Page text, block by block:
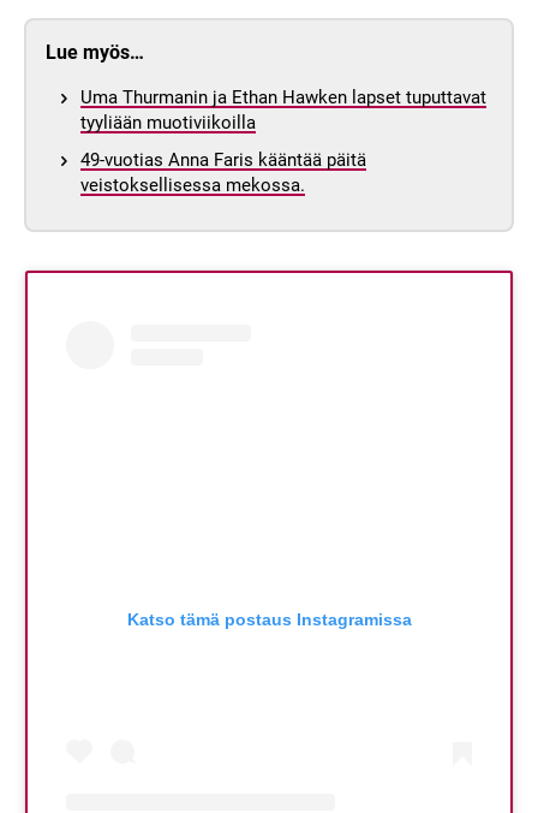
Lue myös…
Uma Thurmanin ja Ethan Hawken lapset tuputtavat
tyyliään muotiviikoilla
49-vuotias Anna Faris kääntää päitä
veistoksellisessa mekossa.
Katso tämä postaus Instagramissa